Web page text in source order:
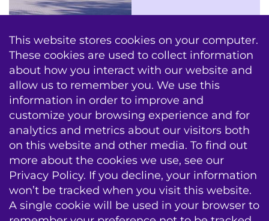
AV Conseil Formation
Infogérance
Echec & Entretien
Contracts de Service
Mises a jour systeme
sitemap emplois contact
conditions
BIS|Econocom e-news
This website stores cookies on your computer.
These cookies are used to collect information
about how you interact with our website and
allow us to remember you. We use this
information in order to improve and
customize your browsing experience and for
analytics and metrics about our visitors both
on this website and other media. To find out
more about the cookies we use, see our
Privacy Policy. If you decline, your information
won’t be tracked when you visit this website.
A single cookie will be used in your browser to